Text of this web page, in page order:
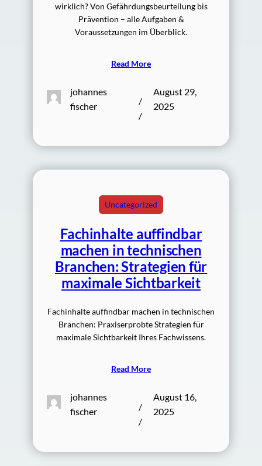
wirklich? Von Gefährdungsbeurteilung bis
Prävention – alle Aufgaben &
Voraussetzungen im Überblick.
Read More
johannes
fischer
/
/
August 29,
2025
Uncategorized
Fachinhalte auffindbar
machen in technischen
Branchen: Strategien für
maximale Sichtbarkeit
Fachinhalte auffindbar machen in technischen
Branchen: Praxiserprobte Strategien für
maximale Sichtbarkeit Ihres Fachwissens.
Read More
johannes
fischer
/
/
August 16,
2025